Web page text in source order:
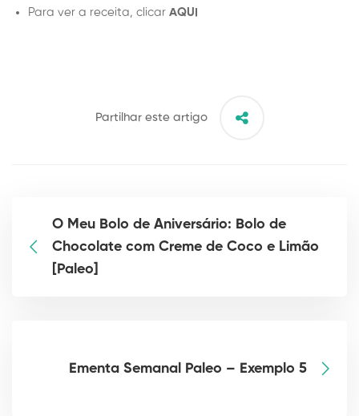
Para ver a receita, clicar AQUI
Partilhar este artigo
O Meu Bolo de Aniversário: Bolo de
Chocolate com Creme de Coco e Limão
[Paleo]
Ementa Semanal Paleo – Exemplo 5